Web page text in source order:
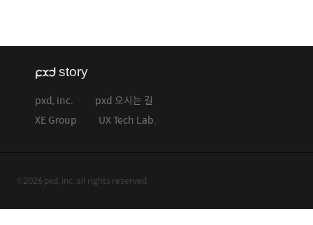
pxd, inc.
pxd 오시는 길
XE Group
UX Tech Lab.
©2026 pxd, inc. all rights reserved.